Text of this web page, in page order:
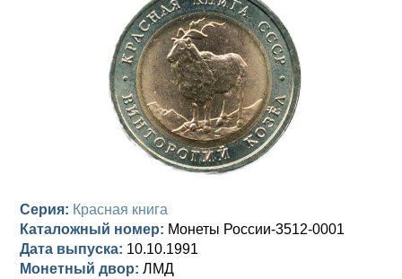
Памятные и донативные
Сибирские монеты
Для Молдавии и Валахии
Таврические монеты
Для Пруссии
Анна Иоанновна (1730-1740)
Петр II (1727-1730)
Екатерина I (1725-1727)
Петр I (1682-1725)
Серебро
Медь
Серия: Красная книга
Каталожный номер: Монеты России-3512-0001
Дата выпуска: 10.10.1991
Монетный двор: ЛМД